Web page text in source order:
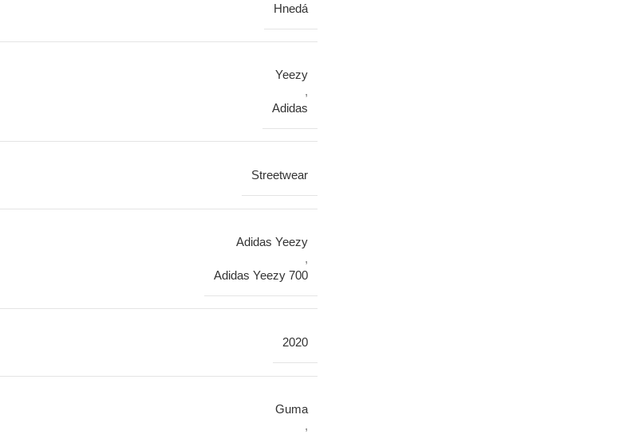
Hnedá
Yeezy
,
Adidas
Streetwear
Adidas Yeezy
,
Adidas Yeezy 700
2020
Guma
,